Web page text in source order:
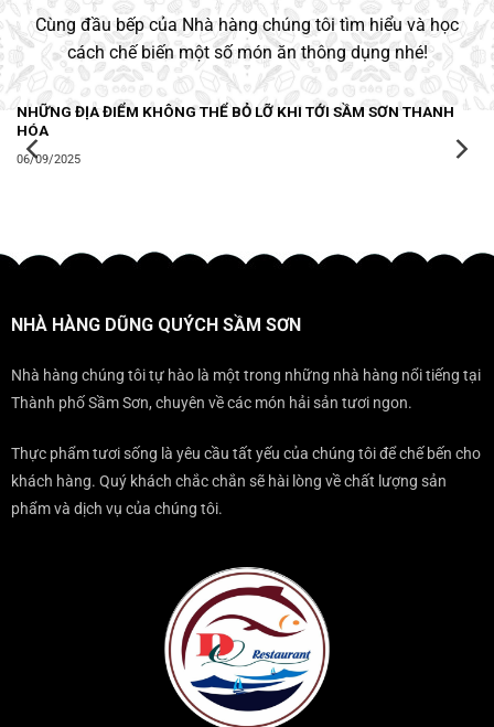
Cùng đầu bếp của Nhà hàng chúng tôi tìm hiểu và học
cách chế biến một số món ăn thông dụng nhé!
NHỮNG ĐỊA ĐIỂM KHÔNG THỂ BỎ LỠ KHI TỚI SẦM SƠN THANH
HÓA
06/09/2025
NHÀ HÀNG DŨNG QUÝCH SẦM SƠN
Nhà hàng chúng tôi tự hào là một trong những nhà hàng nổi tiếng tại
Thành phố Sầm Sơn, chuyên về các món hải sản tươi ngon.
Thực phẩm tươi sống là yêu cầu tất yếu của chúng tôi để chế bến cho
khách hàng. Quý khách chắc chắn sẽ hài lòng về chất lượng sản
phẩm và dịch vụ của chúng tôi.